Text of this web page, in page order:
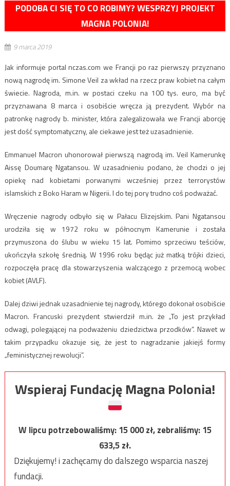
PODOBA CI SIĘ TO CO ROBIMY? WESPRZYJ PROJEKT
MAGNA POLONIA!
9 marca 2019
Jak informuje portal nczas.com we Francji po raz pierwszy przyznano
nową nagrodę im. Simone Veil za wkład na rzecz praw kobiet na całym
świecie. Nagroda, m.in. w postaci czeku na 100 tys. euro, ma być
przyznawana 8 marca i osobiście wręcza ją prezydent. Wybór na
patronkę nagrody b. minister, która zalegalizowała we Francji aborcję
jest dość symptomatyczny, ale ciekawe jest też uzasadnienie.
Emmanuel Macron uhonorował pierwszą nagrodą im. Veil Kamerunkę
Aissę Doumarę Ngatansou. W uzasadnieniu podano, że chodzi o jej
opiekę nad kobietami porwanymi wcześniej przez terrorystów
islamskich z Boko Haram w Nigerii. I do tej pory trudno coś podważać.
Wręczenie nagrody odbyło się w Pałacu Elizejskim. Pani Ngatansou
urodziła się w 1972 roku w północnym Kamerunie i została
przymuszona do ślubu w wieku 15 lat. Pomimo sprzeciwu teściów,
ukończyła szkołę średnią. W 1996 roku będąc już matką trójki dzieci,
rozpoczęła pracę dla stowarzyszenia walczącego z przemocą wobec
kobiet (AVLF).
Dalej dziwi jednak uzasadnienie tej nagrody, którego dokonał osobiście
Macron. Francuski prezydent stwierdził m.in. że „To jest przykład
odwagi, polegającej na podważeniu dziedzictwa przodków”. Nawet w
takim przypadku okazuje się, że jest to nagradzanie jakiejś formy
„feministycznej rewolucji”.
Wspieraj Fundację Magna Polonia!
W lipcu potrzebowaliśmy:15 000zł, zebraliśmy:15
633,5zł.
Dziękujemy! i zachęcamy do dalszego wsparcia naszej
fundacji.